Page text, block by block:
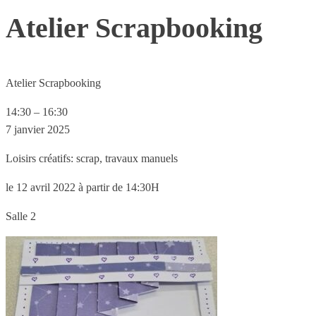
Atelier Scrapbooking
Atelier Scrapbooking
14:30 – 16:30
7 janvier 2025
Loisirs créatifs: scrap, travaux manuels
le 12 avril 2022 à partir de 14:30H
Salle 2